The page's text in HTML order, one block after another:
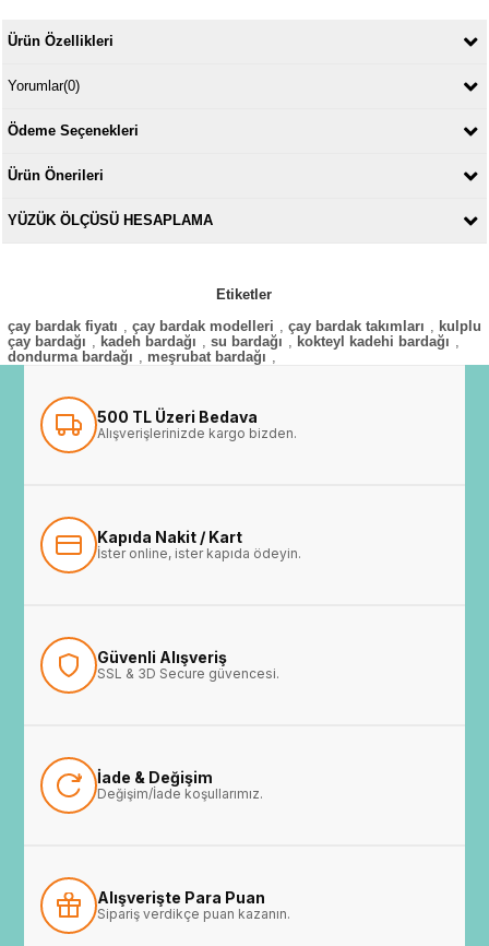
Ürün Özellikleri
Yorumlar(0)
Ödeme Seçenekleri
Ürün Önerileri
YÜZÜK ÖLÇÜSÜ HESAPLAMA
Etiketler
çay bardak fiyatı
çay bardak modelleri çay bardak takımları
kulplu
çay bardağı
kadeh bardağı su bardağı kokteyl kadehi bardağı
dondurma bardağı
meşrubat bardağı
500 TL Üzeri Bedava
Alışverişlerinizde kargo bizden.
Kapıda Nakit / Kart
İster online, ister kapıda ödeyin.
Güvenli Alışveriş
SSL & 3D Secure güvencesi.
İade & Değişim
Değişim/İade koşullarımız.
Alışverişte Para Puan
Sipariş verdikçe puan kazanın.